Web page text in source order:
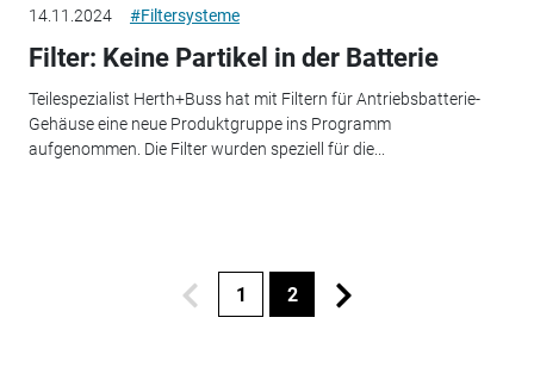
14.11.2024 #Filtersysteme
Filter: Keine Partikel in der Batterie
Teilespezialist Herth+Buss hat mit Filtern für Antriebsbatterie-
Gehäuse eine neue Produktgruppe ins Programm
aufgenommen. Die Filter wurden speziell für die...
1 2